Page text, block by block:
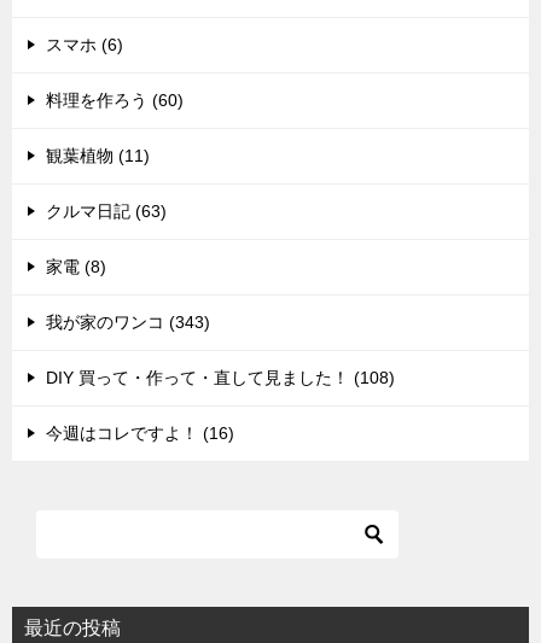
スマホ (6)
料理を作ろう (60)
観葉植物 (11)
クルマ日記 (63)
家電 (8)
我が家のワンコ (343)
DIY 買って・作って・直して見ました！ (108)
今週はコレですよ！ (16)
最近の投稿